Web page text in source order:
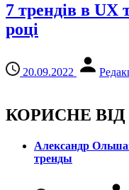
7 трендів в UX
році
20.09.2022
КОРИСНЕ ВІД
Александр
тренды